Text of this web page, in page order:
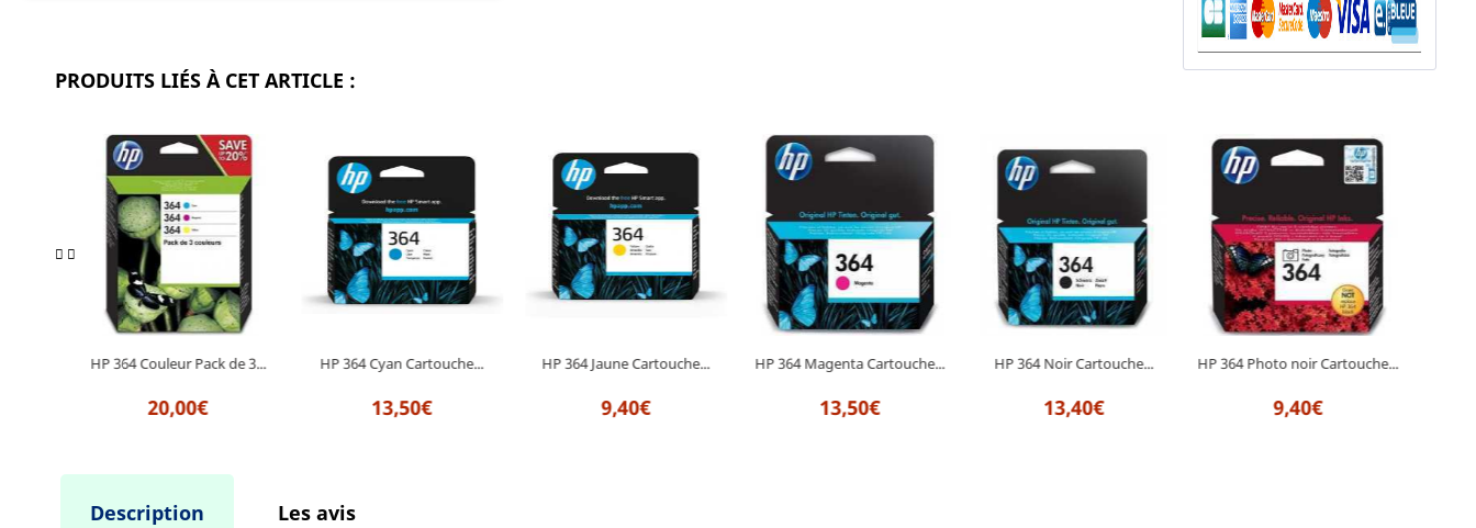
PRODUITS LIÉS À CET ARTICLE :
HP 364 Couleur Pack de 3...
20,00€
HP 364 Cyan Cartouche...
13,50€
HP 364 Jaune Cartouche...
9,40€
HP 364 Magenta Cartouche...
13,50€
HP 364 Noir Cartouche...
13,40€
HP 364 Photo noir Cartouche...
9,40€
Description Les avis